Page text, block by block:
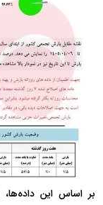
بر اساس این